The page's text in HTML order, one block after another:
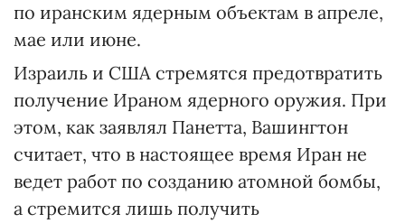
по иранским ядерным объектам в апреле,
мае или июне.
Израиль и США стремятся предотвратить
получение Ираном ядерного оружия. При
этом, как заявлял Панетта, Вашингтон
считает, что в настоящее время Иран не
ведет работ по созданию атомной бомбы,
а стремится лишь получить